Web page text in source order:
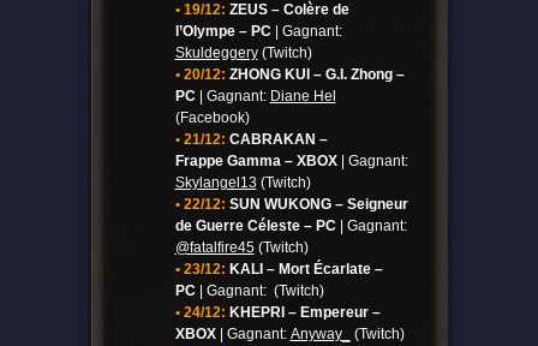
• 19/12: ZEUS – Colère de
l’Olympe – PC| Gagnant:
Skuldeggery(Twitch)
• 20/12: ZHONG KUI – G.I. Zhong –
PC| Gagnant: Diane Hel
(Facebook)
• 21/12: CABRAKAN –
Frappe Gamma – XBOX| Gagnant:
Skylangel13 (Twitch)
• 22/12: SUN WUKONG – Seigneur
de Guerre Céleste – PC| Gagnant:
@fatalfire45(Twitch)
• 23/12: KALI – Mort Écarlate –
PC| Gagnant: (Twitch)
• 24/12: KHEPRI – Empereur –
XBOX| Gagnant: Anyway_
(Twitch)